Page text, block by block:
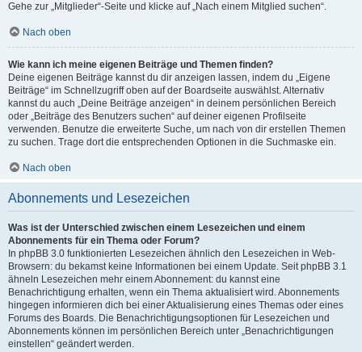
Gehe zur „Mitglieder“-Seite und klicke auf „Nach einem Mitglied suchen“.
Nach oben
Wie kann ich meine eigenen Beiträge und Themen finden?
Deine eigenen Beiträge kannst du dir anzeigen lassen, indem du „Eigene
Beiträge“ im Schnellzugriff oben auf der Boardseite auswählst. Alternativ
kannst du auch „Deine Beiträge anzeigen“ in deinem persönlichen Bereich
oder „Beiträge des Benutzers suchen“ auf deiner eigenen Profilseite
verwenden. Benutze die erweiterte Suche, um nach von dir erstellen Themen
zu suchen. Trage dort die entsprechenden Optionen in die Suchmaske ein.
Nach oben
Abonnements und Lesezeichen
Was ist der Unterschied zwischen einem Lesezeichen und einem
Abonnements für ein Thema oder Forum?
In phpBB 3.0 funktionierten Lesezeichen ähnlich den Lesezeichen in Web-
Browsern: du bekamst keine Informationen bei einem Update. Seit phpBB 3.1
ähneln Lesezeichen mehr einem Abonnement: du kannst eine
Benachrichtigung erhalten, wenn ein Thema aktualisiert wird. Abonnements
hingegen informieren dich bei einer Aktualisierung eines Themas oder eines
Forums des Boards. Die Benachrichtigungsoptionen für Lesezeichen und
Abonnements können im persönlichen Bereich unter „Benachrichtigungen
einstellen“ geändert werden.